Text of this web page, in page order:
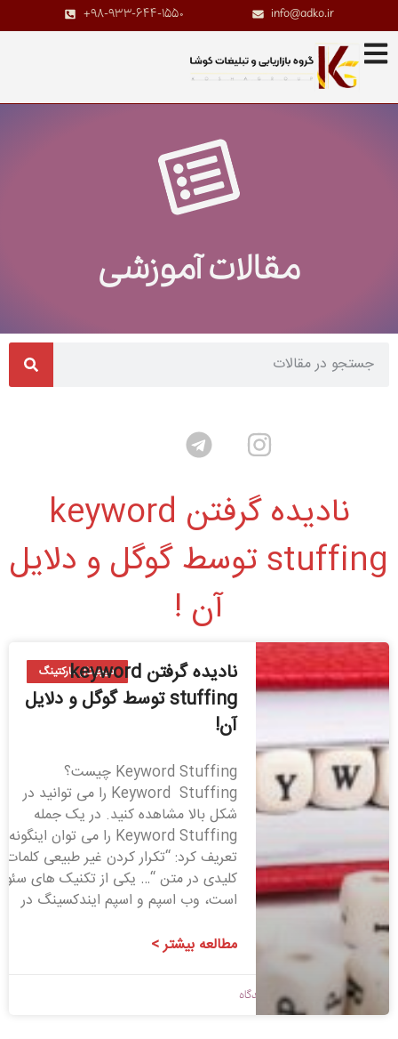
info@adko.ir
+98-933-644-1550
مقالات آموزشی
نادیده گرفتن keyword
stuffing توسط گوگل و دلایل
آن !
دیجیتال مارکتینگ
نادیده گرفتن keyword
stuffing توسط گوگل و دلایل
آن!
Keyword Stuffing چیست؟
Keyword Stuffing را می توانید در
شکل بالا مشاهده کنید. در یک جمله
Keyword Stuffing را می توان اینگونه
تعریف کرد: “تکرار کردن غیر طبیعی کلمات
کلیدی در متن “… یکی از تکنیک های سئو
است، وب اسپم و اسپم ایندکسینگ در
مطالعه بیشتر >
1398/09/13 بدون دیدگاه